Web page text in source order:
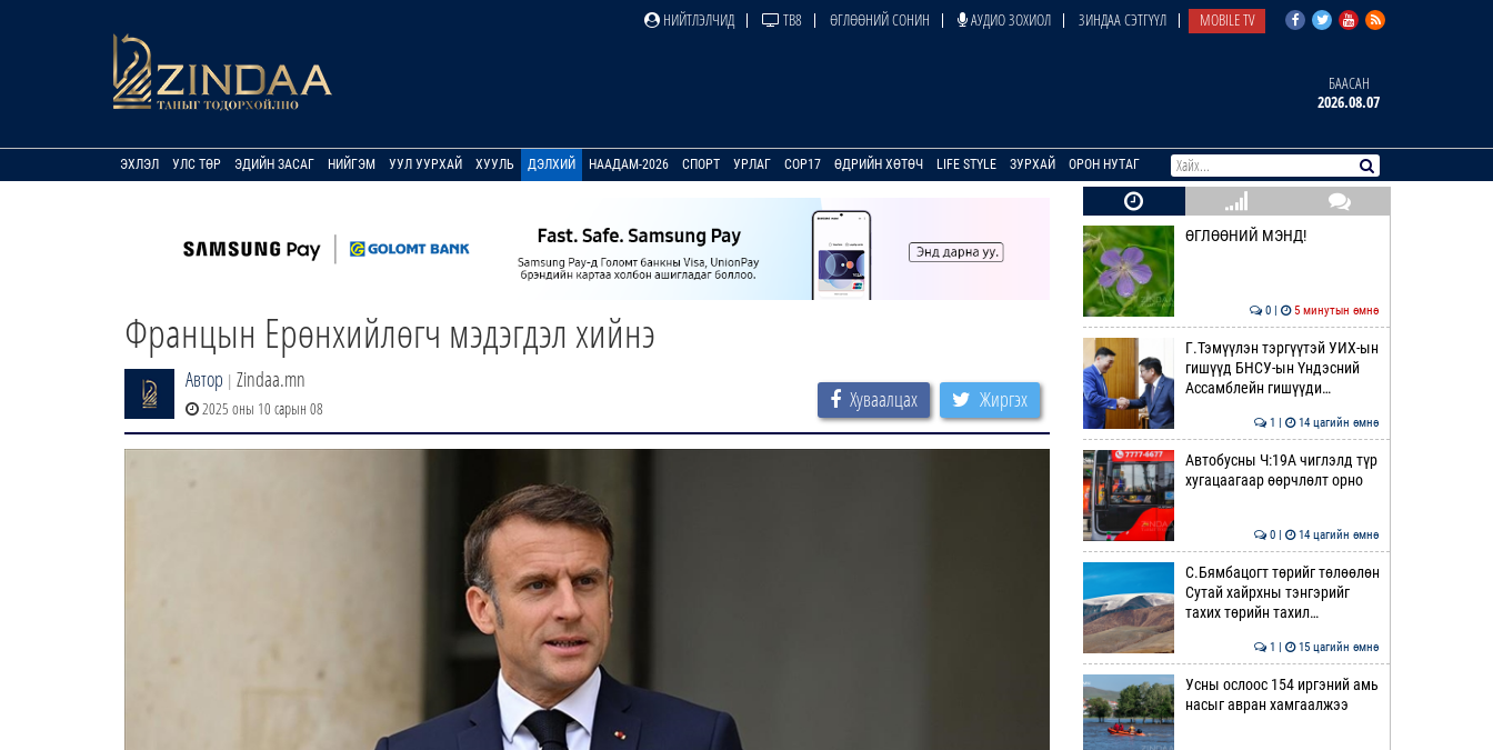
НИЙТЛЭЛЧИД ТВ8 ӨГЛӨӨНИЙ СОНИН АУДИО ЗОХИОЛ ЗИНДАА СЭТГҮҮЛ MOBILE TV
БААСАН
2026.08.07
ЭХЛЭЛ УЛС ТӨР ЭДИЙН ЗАСАГ НИЙГЭМ УУЛ УУРХАЙ ХУУЛЬ ДЭЛХИЙ НААДАМ-2026 СПОРТ УРЛАГ COP17 ӨДРИЙН ХӨТӨЧ LIFE STYLE ЗУРХАЙ ОРОН НУТАГ
Францын Ерөнхийлөгч мэдэгдэл хийнэ
Автор | Zindaa.mn
2025 оны 10 сарын 08 Хуваалцах Жиргэх
ӨГЛӨӨНИЙ МЭНД!
0 | 5 минутын өмнө
Г.Тэмүүлэн тэргүүтэй УИХ-ын
гишүүд БНСУ-ын Үндэсний
Ассамблейн гишүүди…
1 | 14 цагийн өмнө
Автобусны Ч:19А чиглэлд түр
хугацаагаар өөрчлөлт орно
0 | 14 цагийн өмнө
С.Бямбацогт төрийг төлөөлөн
Сутай хайрхны тэнгэрийг
тахих төрийн тахил…
1 | 15 цагийн өмнө
Усны ослоос 154 иргэний амь
насыг авран хамгаалжээ